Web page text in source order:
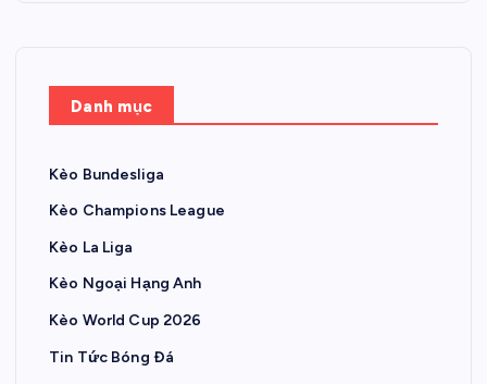
Danh mục
Kèo Bundesliga
Kèo Champions League
Kèo La Liga
Kèo Ngoại Hạng Anh
Kèo World Cup 2026
Tin Tức Bóng Đá